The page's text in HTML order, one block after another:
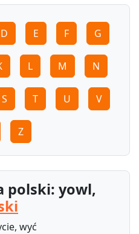
D E F G
L M N
S T U V
Z
polski: yowl,
wyć